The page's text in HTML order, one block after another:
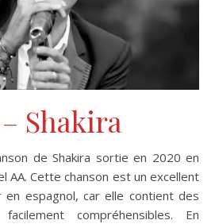
Shakira
de Shakira sortie en 2020 en
AA. Cette chanson est un excellent
espagnol, car elle contient des
compréhensibles. En